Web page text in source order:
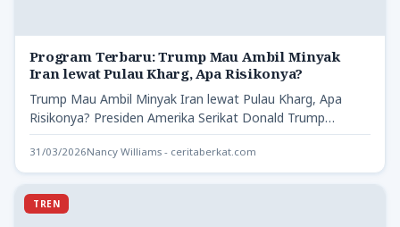
Program Terbaru: Trump Mau Ambil Minyak
Iran lewat Pulau Kharg, Apa Risikonya?
Trump Mau Ambil Minyak Iran lewat Pulau Kharg, Apa
Risikonya? Presiden Amerika Serikat Donald Trump
mengungkapkan rencananya untuk…
31/03/2026Nancy Williams - ceritaberkat.com
TREN